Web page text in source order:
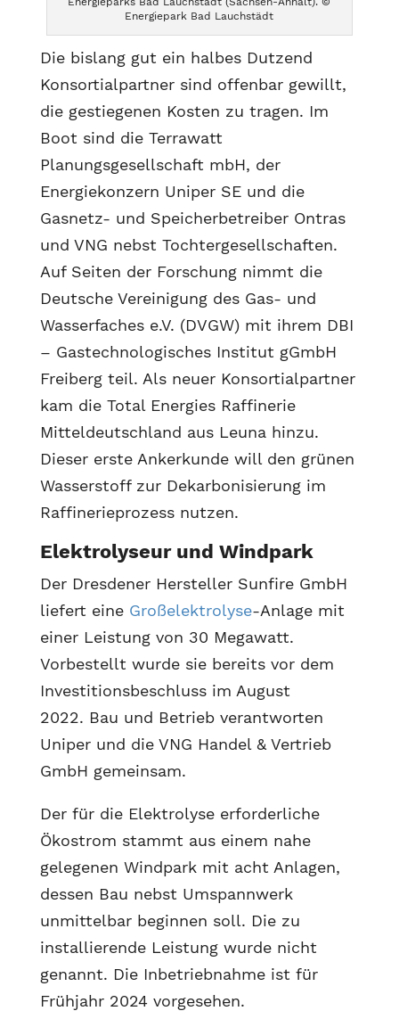
Energiepark Bad Lauchstädt
Die bislang gut ein halbes Dutzend
Konsortialpartner sind offenbar gewillt,
die gestiegenen Kosten zu tragen. Im
Boot sind die Terrawatt
Planungsgesellschaft mbH, der
Energiekonzern Uniper SE und die
Gasnetz- und Speicherbetreiber Ontras
und VNG nebst Tochtergesellschaften.
Auf Seiten der Forschung nimmt die
Deutsche Vereinigung des Gas- und
Wasserfaches e.V. (DVGW) mit ihrem DBI
– Gastechnologisches Institut gGmbH
Freiberg teil. Als neuer Konsortialpartner
kam die Total Energies Raffinerie
Mitteldeutschland aus Leuna hinzu.
Dieser erste Ankerkunde will den grünen
Wasserstoff zur Dekarbonisierung im
Raffinerieprozess nutzen.
Elektrolyseur und Windpark
Der Dresdener Hersteller Sunfire GmbH
liefert eine Großelektrolyse-Anlage mit
einer Leistung von 30 Megawatt.
Vorbestellt wurde sie bereits vor dem
Investitionsbeschluss im August
2022. Bau und Betrieb verantworten
Uniper und die VNG Handel & Vertrieb
GmbH gemeinsam.
Der für die Elektrolyse erforderliche
Ökostrom stammt aus einem nahe
gelegenen Windpark mit acht Anlagen,
dessen Bau nebst Umspannwerk
unmittelbar beginnen soll. Die zu
installierende Leistung wurde nicht
genannt. Die Inbetriebnahme ist für
Frühjahr 2024 vorgesehen.